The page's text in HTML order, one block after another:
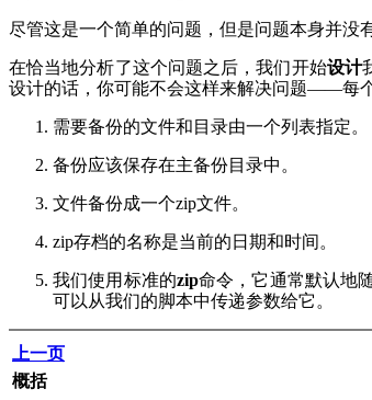
尽管这是一个简单的问题，但是问题本身并没
在恰当地分析了这个问题之后，我们开始设计
设计的话，你可能不会这样来解决问题——每
需要备份的文件和目录由一个列表指定。
备份应该保存在主备份目录中。
文件备份成一个zip文件。
zip存档的名称是当前的日期和时间。
我们使用标准的zip命令，它通常默认地
可以从我们的脚本中传递参数给它。
上一页
概括